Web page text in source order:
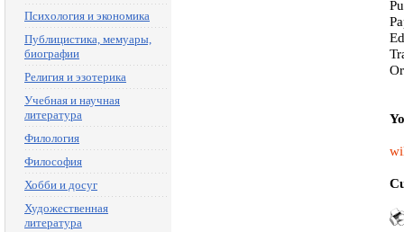
Психология и экономика
Публицистика, мемуары,
биографии
Религия и эзотерика
Учебная и научная
литература
Филология
Философия
Хобби и досуг
Художественная
литература